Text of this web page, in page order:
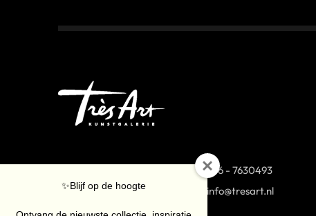
40-42 onze Stock Collection)
4811 NG Breda
076 - 7630493
info@tresart.nl
✨Blijf op de hoogte